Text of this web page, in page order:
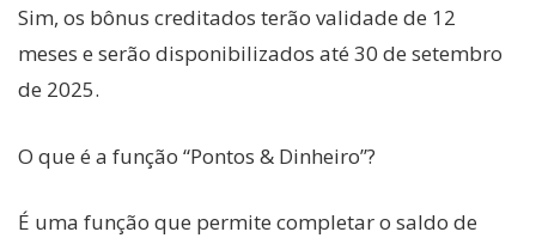
Sim, os bônus creditados terão validade de 12
meses e serão disponibilizados até 30 de setembro
de 2025.
O que é a função “Pontos & Dinheiro”?
É uma função que permite completar o saldo de